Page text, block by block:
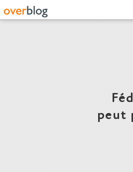
peut